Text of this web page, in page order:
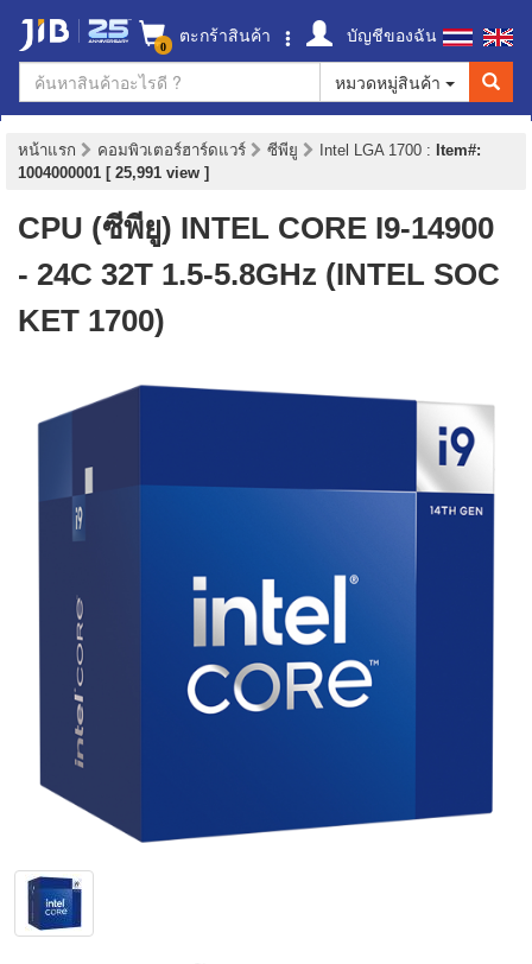
0 ตะกร้าสินค้า
บัญชีของฉัน
หมวดหมู่สินค้า
หน้าแรก คอมพิวเตอร์ฮาร์ดแวร์ ซีพียู Intel LGA 1700 : Item#:
1004000001 [ 25,991 view ]
CPU (ซีพียู) INTEL CORE I9-14900
- 24C 32T 1.5-5.8GHz (INTEL SOC
KET 1700)